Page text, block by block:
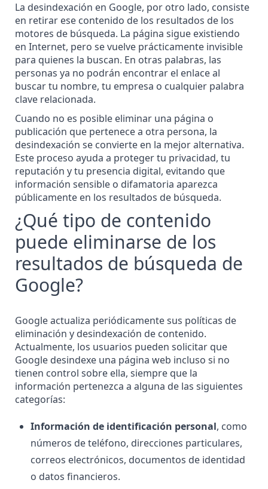
La desindexación en Google, por otro lado, consiste
en retirar ese contenido de los resultados de los
motores de búsqueda. La página sigue existiendo
en Internet, pero se vuelve prácticamente invisible
para quienes la buscan. En otras palabras, las
personas ya no podrán encontrar el enlace al
buscar tu nombre, tu empresa o cualquier palabra
clave relacionada.
Cuando no es posible eliminar una página o
publicación que pertenece a otra persona, la
desindexación se convierte en la mejor alternativa.
Este proceso ayuda a proteger tu privacidad, tu
reputación y tu presencia digital, evitando que
información sensible o difamatoria aparezca
públicamente en los resultados de búsqueda.
¿Qué tipo de contenido
puede eliminarse de los
resultados de búsqueda de
Google?
Google actualiza periódicamente sus políticas de
eliminación y desindexación de contenido.
Actualmente, los usuarios pueden solicitar que
Google desindexe una página web incluso si no
tienen control sobre ella, siempre que la
información pertenezca a alguna de las siguientes
categorías:
Información de identificación personal, como
números de teléfono, direcciones particulares,
correos electrónicos, documentos de identidad
o datos financieros.